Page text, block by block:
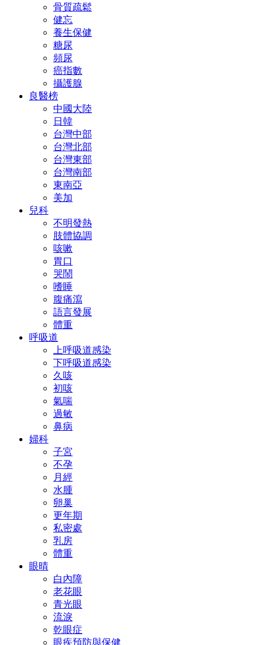
骨質疏鬆
健忘
養生保健
糖尿
頻尿
癌指數
攝護腺
良醫榜
中國大陸
日韓
台灣中部
台灣北部
台灣東部
台灣南部
東南亞
美加
兒科
不明發熱
肢體協調
咳嗽
胃口
哭鬧
嗜睡
腹痛瀉
語言發展
體重
呼吸道
上呼吸道感染
下呼吸道感染
久咳
初咳
氣喘
過敏
鼻病
婦科
子宮
不孕
月經
水腫
卵巢
更年期
私密處
乳房
體重
眼晴
白內障
老花眼
青光眼
流淚
乾眼症
眼疾預防與保健